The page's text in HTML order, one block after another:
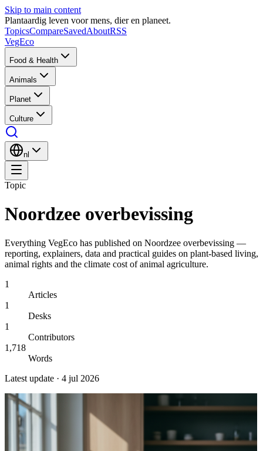
Skip to main content
Plantaardig leven voor mens, dier en planeet.
TopicsCompareSavedAboutRSS
VegEco
Food & Health
Animals
Planet
Culture
nl
Topic
Noordzee overbevissing
Everything VegEco has published on Noordzee overbevissing —
reporting, explainers, data and practical guides on plant-based living,
animal rights and the climate cost of animal agriculture.
1
Articles
1
Desks
1
Contributors
1,718
Words
Latest update · 4 jul 2026